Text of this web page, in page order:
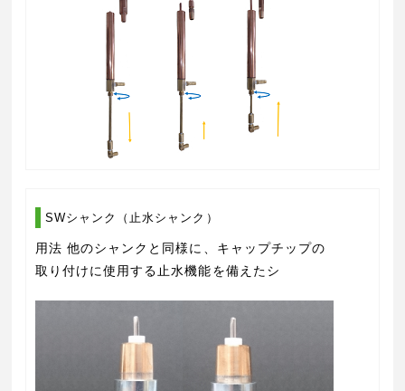
SWシャンク（止水シャンク）
用法 他のシャンクと同様に、キャップチップの
取り付けに使用する止水機能を備えたシ